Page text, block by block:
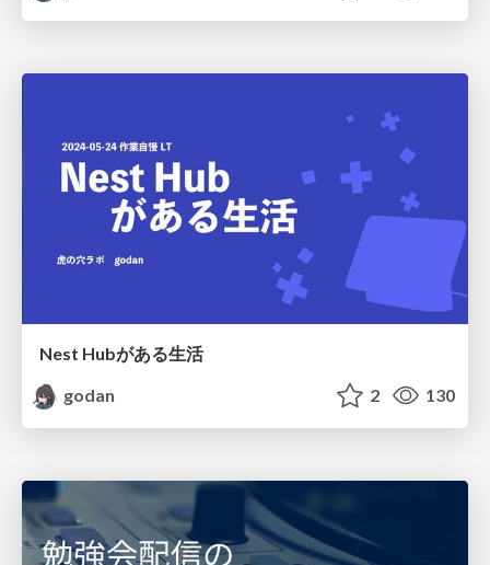
Nest Hubがある生活
godan
2 130